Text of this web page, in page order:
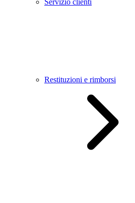
Servizio clienti
Restituzioni e rimborsi